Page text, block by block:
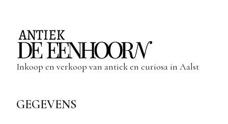
Inkoop en verkoop van antiek en curiosa in Aalst
GEGEVENS